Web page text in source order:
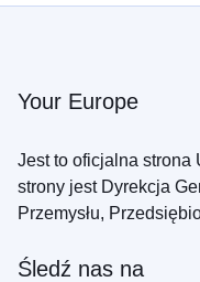
Your Europe
Jest to oficjalna strona
strony jest Dyrekcja
Przemysłu,
Śledź nas na